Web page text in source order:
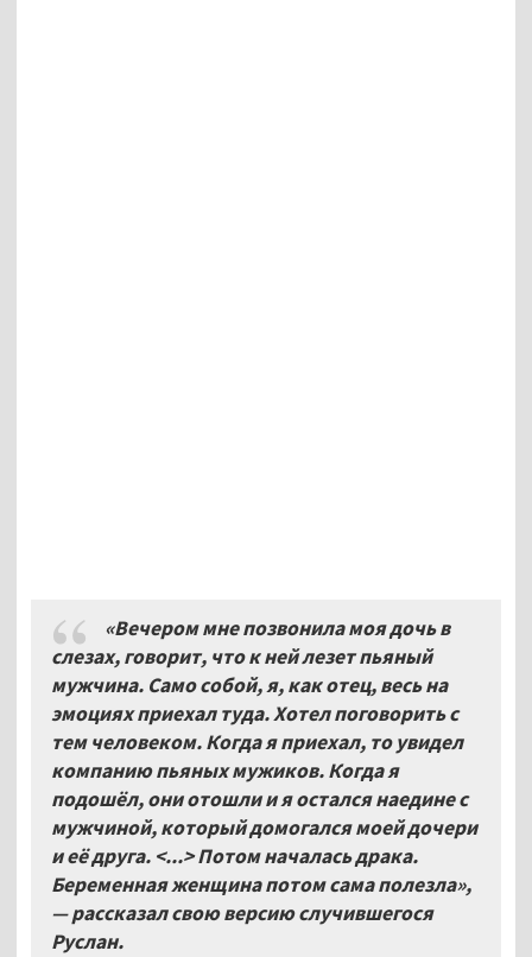
«Вечером мне позвонила моя дочь в
слезах, говорит, что к ней лезет пьяный
мужчина. Само собой, я, как отец, весь на
эмоциях приехал туда. Хотел поговорить с
тем человеком. Когда я приехал, то увидел
компанию пьяных мужиков. Когда я
подошёл, они отошли и я остался наедине с
мужчиной, который домогался моей дочери
и её друга. <...> Потом началась драка.
Беременная женщина потом сама полезла»,
— рассказал свою версию случившегося
Руслан.